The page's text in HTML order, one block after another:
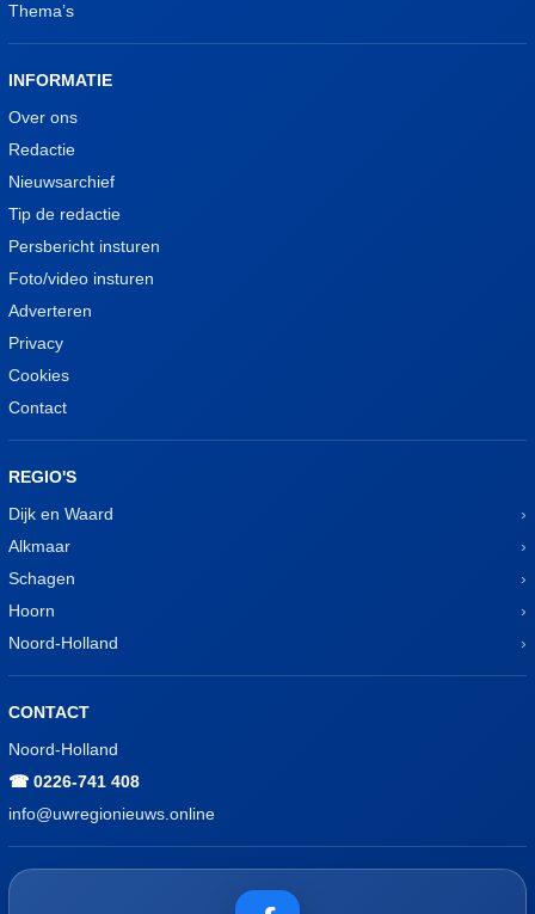
Thema’s
INFORMATIE
Over ons
Redactie
Nieuwsarchief
Tip de redactie
Persbericht insturen
Foto/video insturen
Adverteren
Privacy
Cookies
Contact
REGIO'S
Dijk en Waard
Alkmaar
Schagen
Hoorn
Noord-Holland
CONTACT
Noord-Holland
☎ 0226-741 408
info@uwregionieuws.online